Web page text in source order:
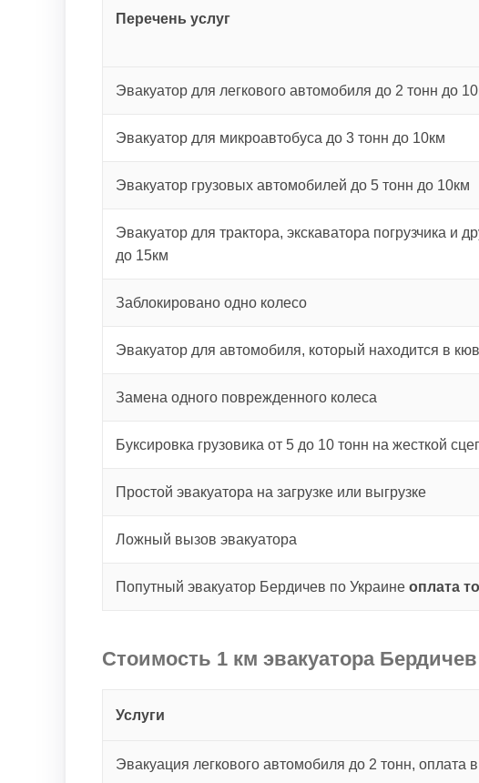
Перечень услуг
Эвакуатор для легкового автомобиля до 2 тонн до
Эвакуатор для микроавтобуса до 3 тонн до 10км
Эвакуатор грузовых автомобилей до 5 тонн до 10км
Эвакуатор для трактора, экскаватора погрузчика и
до 15км
Заблокировано одно колесо
Эвакуатор для автомобиля, который находится в
Замена одного поврежденного колеса
Буксировка грузовика от 5 до 10 тонн на жесткой
Простой эвакуатора на загрузке или выгрузке
Ложный вызов эвакуатора
Попутный эвакуатор Бердичев по Украине оплата
Стоимость 1 км эвакуатора
Услуги
Эвакуация легкового автомобиля до 2 тонн, оплата